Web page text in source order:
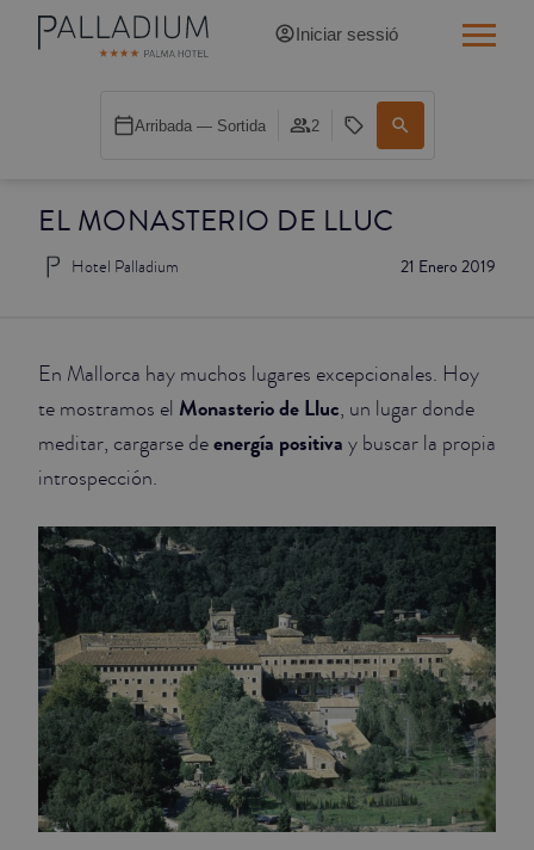
EL MONASTERIO DE LLUC
21 Enero 2019
Hotel Palladium
En Mallorca hay muchos lugares excepcionales. Hoy
te mostramos el Monasterio de Lluc, un lugar donde
meditar, cargarse deenergía positiva y buscar la propia
introspección.
Iniciar sessió
Arribada — Sortida 2
INDIVIDUAL BALCÓ CATEDRAL
DOBLE RED
DOBLE INN CATEDRAL
JUNIOR SUITES
SUITE